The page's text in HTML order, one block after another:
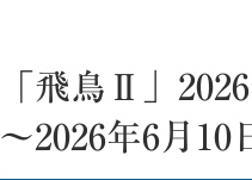
「飛鳥Ⅱ」
～2026年6月10